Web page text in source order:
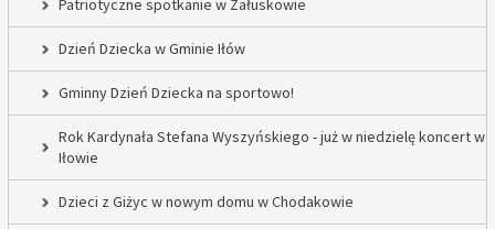
Patriotyczne spotkanie w Załuskowie
Dzień Dziecka w Gminie Iłów
Gminny Dzień Dziecka na sportowo!
Rok Kardynała Stefana Wyszyńskiego - już w niedzielę koncert w
Iłowie
Dzieci z Giżyc w nowym domu w Chodakowie